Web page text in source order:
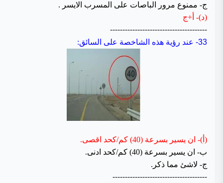
ج- ممنوع مرور الباصات على المسرب الايسر .
(د)- أ+ج
---------------------------------------
33- عند رؤية هذه الشاخصة على السائق:
(أ)- ان يسير بسرعة (40) كم/كحد اقصى.
ب- ان يسير بسرعة (40) كم/كحد ادنى.
ج- لاشئ مما ذكر.
--------------------------------------